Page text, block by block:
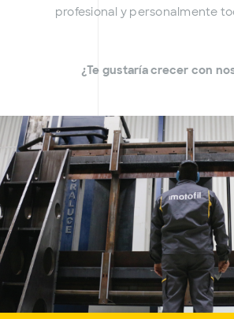
profesional y personalmente
¿Te gustaría crecer con